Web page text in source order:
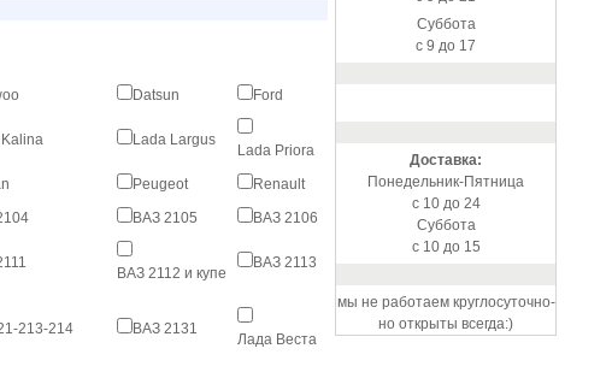
Суббота
с 9 до 17
Доставка:
Понедельник-Пятница
с 10 до 24
Суббота
с 10 до 15
мы не работаем круглосуточно-
но открыты всегда:)
Datsun Ford
Lada Largus
Lada Priora
Peugeot
Renault
ВАЗ 2105 ВАЗ 2106
ВАЗ 2112 и купе
ВАЗ 2113
213-214
ВАЗ 2131
Лада Веста